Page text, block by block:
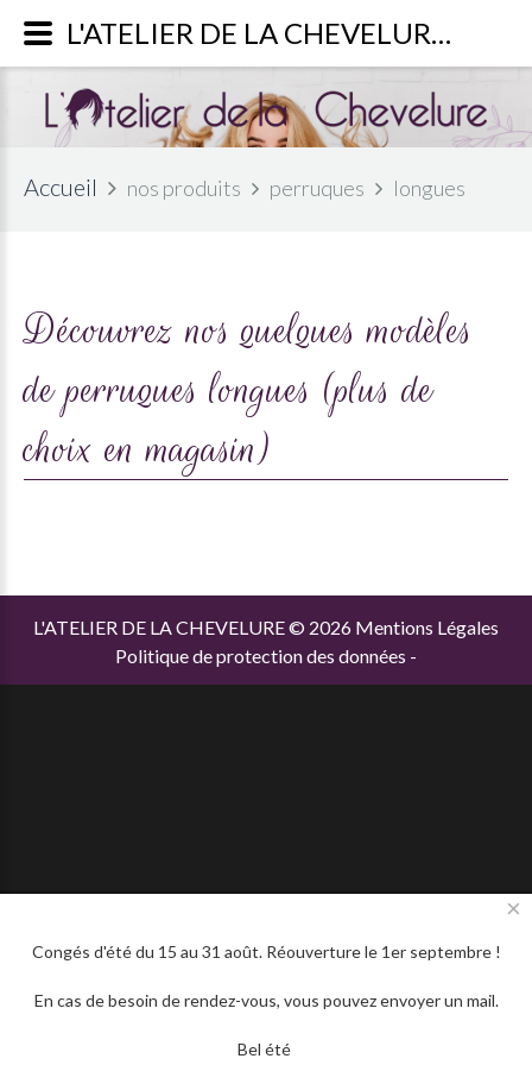
Accueil nos produits perruques longues
Découvrez nos quelques modèles
de perruques longues (plus de
choix en magasin)
L'ATELIER DE LA CHEVELURE© 2026 Mentions Légales
Politique de protection des données -
×
Congés d'été du 15 au 31 août. Réouverture le 1er septembre !
En cas de besoin de rendez-vous, vous pouvez envoyer un mail.
Bel été
L'ATELIER DE LA CHEVELURE - Découvrez notre large choix de perruques longues.